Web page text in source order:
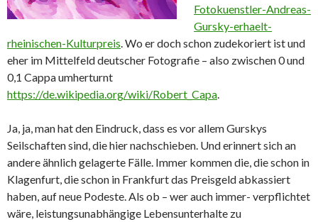
Fotokuenstler-Andreas-
Gursky-erhaelt-
rheinischen-Kulturpreis. Wo er doch schon zudekoriert ist und
eher im Mittelfeld deutscher Fotografie – also zwischen 0 und
0,1 Cappa umherturnt
https://de.wikipedia.org/wiki/Robert_Capa.
Ja, ja, man hat den Eindruck, dass es vor allem Gurskys
Seilschaften sind, die hier nachschieben. Und erinnert sich an
andere ähnlich gelagerte Fälle. Immer kommen die, die schon in
Klagenfurt, die schon in Frankfurt das Preisgeld abkassiert
haben, auf neue Podeste. Als ob – wer auch immer- verpflichtet
wäre, leistungsunabhängige Lebensunterhalte zu